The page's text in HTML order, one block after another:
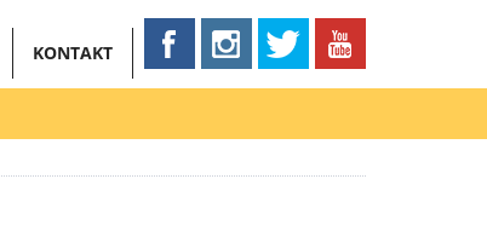
KONTAKT